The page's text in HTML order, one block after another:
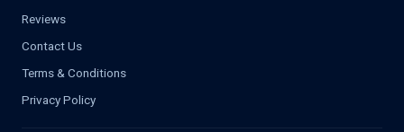
Reviews
Contact Us
Terms & Conditions
Privacy Policy